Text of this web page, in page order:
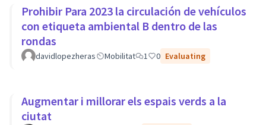
Prohibir Para 2023 la circulación de vehículos
con etiqueta ambiental B dentro de las
rondas
davidlopezheras Mobilitat 1 0 Evaluating
Augmentar i millorar els espais verds a la
ciutat